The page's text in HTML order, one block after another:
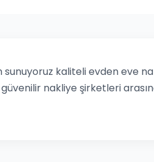
kaliteli evden eve
nakliye şirketleri